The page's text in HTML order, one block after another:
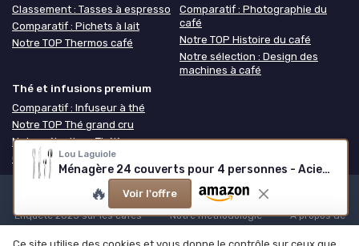
Lou Laguiole
Ménagère 24 couverts pour 4 personnes - Acier inoxydable
🔥 Voir l'offre
Classement : Tasses à espresso
Comparatif : Pichets à lait
Notre TOP Thermos café
Comparatif : Photographie du
café
Notre TOP Histoire du café
Notre sélection : Design des
machines à café
Thé et infusions premium
Comparatif : Infuseur à thé
Notre TOP Thé grand cru
Notre sélection : Théière
Classement : Coffret thé
Mentions légales Politique de confidentialité
Enquête 2025 sur les cafés
Notre méthodologie
À propos de